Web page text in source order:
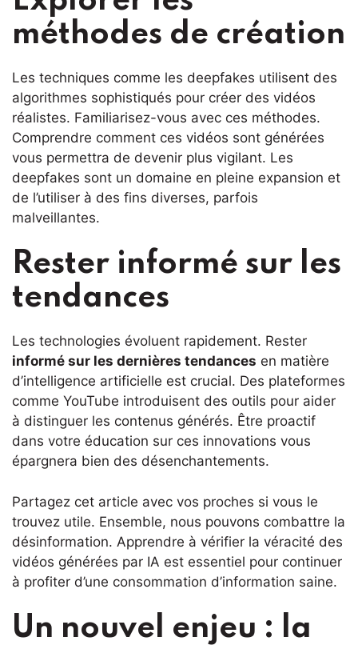
méthodes de création
Les techniques comme les deepfakes utilisent des
algorithmes sophistiqués pour créer des vidéos
réalistes. Familiarisez-vous avec ces méthodes.
Comprendre comment ces vidéos sont générées
vous permettra de devenir plus vigilant. Les
deepfakes sont un domaine en pleine expansion et
de l’utiliser à des fins diverses, parfois
malveillantes.
Rester informé sur les
tendances
Les technologies évoluent rapidement. Rester
informé sur les dernières tendances en matière
d’intelligence artificielle est crucial. Des plateformes
comme YouTube introduisent des outils pour aider
à distinguer les contenus générés. Être proactif
dans votre éducation sur ces innovations vous
épargnera bien des désenchantements.
Partagez cet article avec vos proches si vous le
trouvez utile. Ensemble, nous pouvons combattre la
désinformation. Apprendre à vérifier la véracité des
vidéos générées par IA est essentiel pour continuer
à profiter d’une consommation d’information saine.
Un nouvel enjeu : la